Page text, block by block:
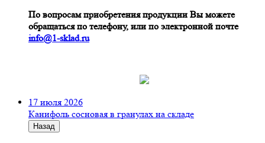
По вопросам приобретения продукции Вы можете
обращаться по телефону, или по электронной почте
info@1-sklad.ru
17 июля 2026
Канифоль сосновая в гранулах на складе
Назад